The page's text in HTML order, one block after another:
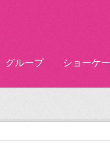
グループ ショーケ